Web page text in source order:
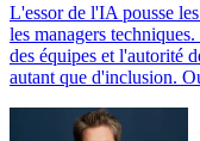
L'essor de l'IA pousse
les managers
des équipes et l'autorité
autant que d'inclusion.